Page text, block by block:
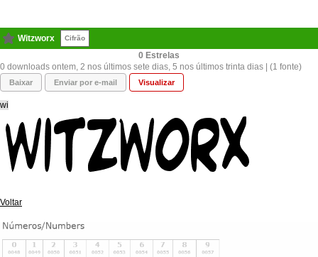
Witzworx Cifrão
0
0 downloads ontem, 2 nos últimos sete dias, 5 nos últimos trinta dias | (1 fonte)
Baixar Enviar por e-mail Visualizar
wi
Voltar